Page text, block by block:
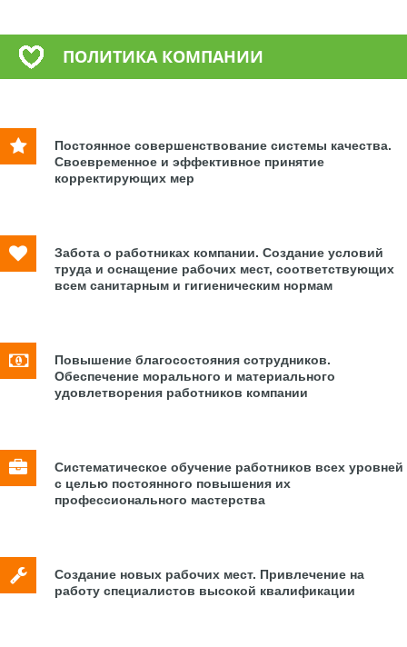
ПОЛИТИКА КОМПАНИИ
Постоянное совершенствование системы качества.
Своевременное и эффективное принятие
корректирующих мер
Забота о работниках компании. Создание условий
труда и оснащение рабочих мест, соответствующих
всем санитарным и гигиеническим нормам
Повышение благосостояния сотрудников.
Обеспечение морального и материального
удовлетворения работников компании
Систематическое обучение работников всех уровней
с целью постоянного повышения их
профессионального мастерства
Создание новых рабочих мест. Привлечение на
работу специалистов высокой квалификации